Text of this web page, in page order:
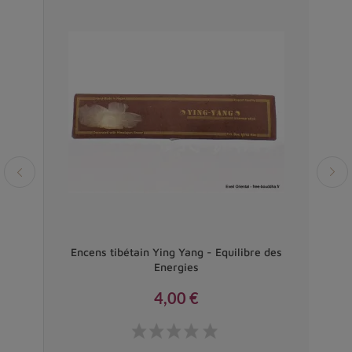
Encens tibétain Ying Yang - Equilibre des
Energies
4,00 €